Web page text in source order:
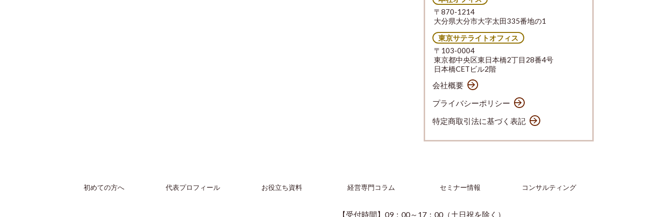
〒870-1214
大分県大分市大字太田335番地の1
東京サテライトオフィス
〒103-0004
東京都中央区東日本橋2丁目28番4号
日本橋CETビル2階
会社概要
プライバシーポリシー
特定商取引法に基づく表記
初めての方へ 代表プロフィール お役立ち資料 経営専門コラム セミナー情報 コンサルティング
【受付時間】09：00～17：00（土日祝を除く）